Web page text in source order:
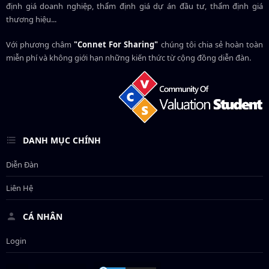
định giá doanh nghiệp, thẩm định giá dự án đầu tư, thẩm định giá
thương hiệu...
Với phương châm"Connet For Sharing" chúng tôi chia sẻ hoàn toàn
miễn phí và không giới hạn những kiến thức từ cộng đồng diễn đàn.
DANH MỤC CHÍNH
Diễn Đàn
Liên Hệ
CÁ NHÂN
Login